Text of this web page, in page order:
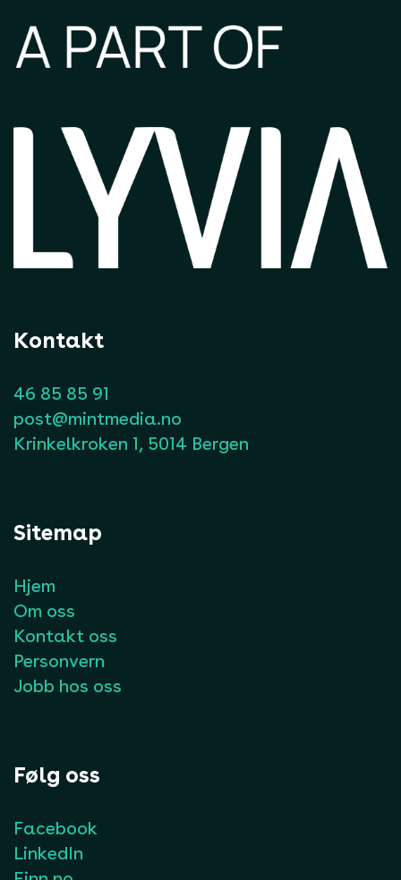
Kontakt
46 85 85 91
post@mintmedia.no
Krinkelkroken 1, 5014 Bergen
Sitemap
Hjem
Om oss
Kontakt oss
Personvern
Jobb hos oss
Følg oss
Facebook
LinkedIn